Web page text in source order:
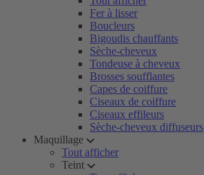
Fer à lisser
Boucleurs
Bigoudis chauffants
Sèche-cheveux
Tondeuse à cheveux
Brosses soufflantes
Capes de coiffure
Ciseaux de coiffure
Ciseaux effileurs
Sèche-cheveux diffuseurs
Maquillage
Tout afficher
Teint